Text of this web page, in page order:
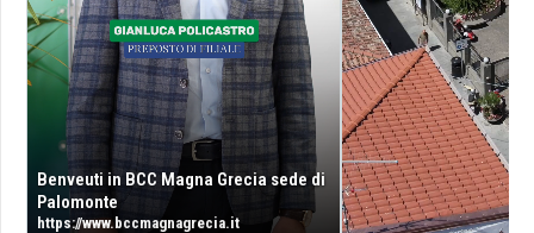
Benveuti in BCC Magna Grecia sede di
Palomonte
https://www.bccmagnagrecia.it
IN QUESTA CATEGORIA...
Fauna selvatica e caldo,